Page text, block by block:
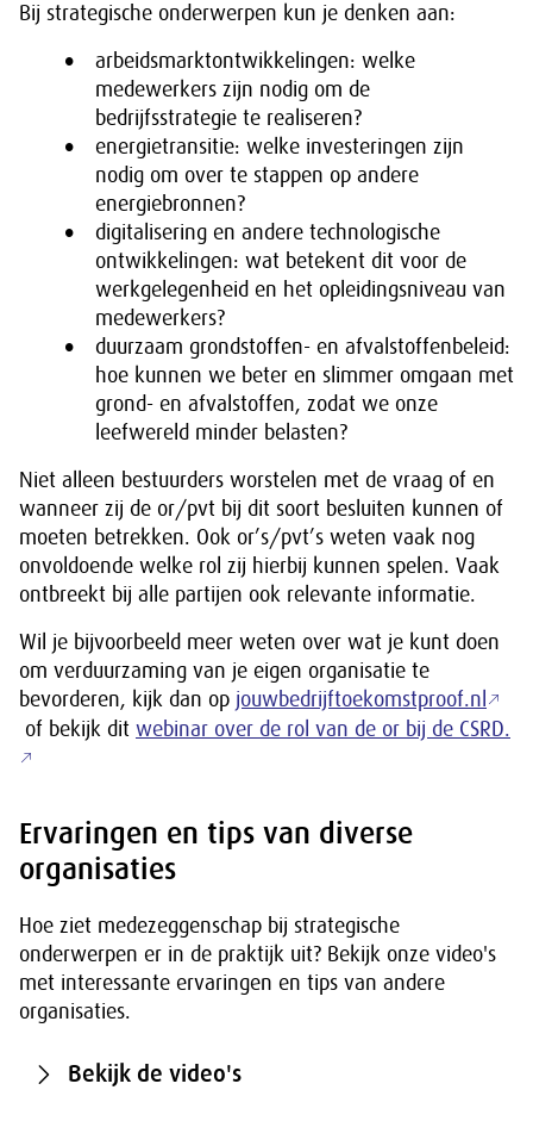
Bij strategische onderwerpen kun je denken aan:
arbeidsmarktontwikkelingen: welke
medewerkers zijn nodig om de
bedrijfsstrategie te realiseren?
energietransitie: welke investeringen zijn
nodig om over te stappen op andere
energiebronnen?
digitalisering en andere technologische
ontwikkelingen: wat betekent dit voor de
werkgelegenheid en het opleidingsniveau van
medewerkers?
duurzaam grondstoffen- en afvalstoffenbeleid:
hoe kunnen we beter en slimmer omgaan met
grond- en afvalstoffen, zodat we onze
leefwereld minder belasten?
Niet alleen bestuurders worstelen met de vraag of en
wanneer zij de or/pvt bij dit soort besluiten kunnen of
moeten betrekken. Ook or’s/pvt’s weten vaak nog
onvoldoende welke rol zij hierbij kunnen spelen. Vaak
ontbreekt bij alle partijen ook relevante informatie.
Wil je bijvoorbeeld meer weten over wat je kunt doen
om verduurzaming van je eigen organisatie te
bevorderen, kijk dan op jouwbedrijftoekomstproof.nl
of bekijk dit webinar over de rol van de or bij de CSRD.
Ervaringen en tips van diverse
organisaties
Hoe ziet medezeggenschap bij strategische
onderwerpen er in de praktijk uit? Bekijk onze video's
met interessante ervaringen en tips van andere
organisaties.
Bekijk de video's